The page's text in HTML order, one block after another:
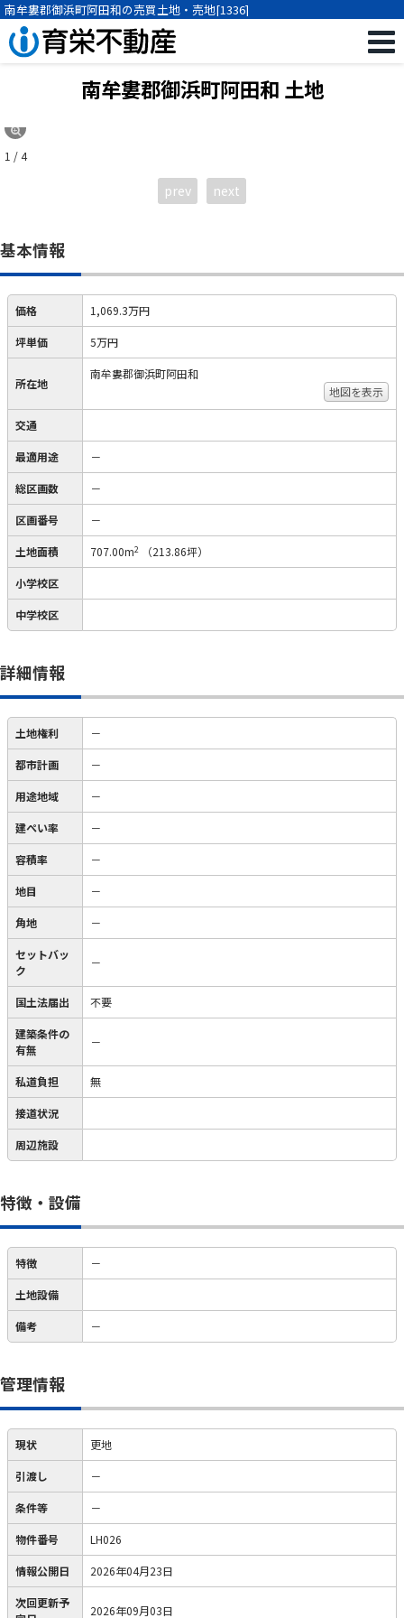
南牟婁郡御浜町阿田和の売買土地・売地[1336]
南牟婁郡御浜町阿田和 土地
1 / 4
prev next
基本情報
価格 1,069.3万円
坪単価 5万円
所在地
南牟婁郡御浜町阿田和
地図を表示
交通
最適用途 －
総区画数 －
区画番号 －
土地面積 707.00m2 （213.86坪）
小学校区
中学校区
詳細情報
土地権利 －
都市計画 －
用途地域 －
建ぺい率 －
容積率 －
地目 －
角地 －
セットバッ
ク
－
国土法届出 不要
建築条件の
有無
－
私道負担 無
接道状況
周辺施設
特徴・設備
特徴 －
土地設備
備考 －
管理情報
現状 更地
引渡し －
条件等 －
物件番号 LH026
情報公開日 2026年04月23日
次回更新予
2026年09月03日